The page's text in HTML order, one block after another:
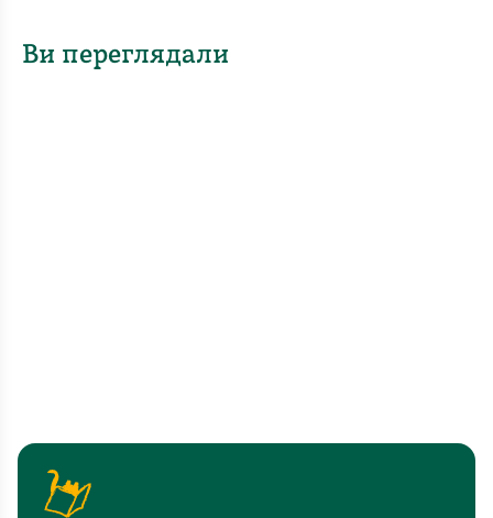
Ви переглядали